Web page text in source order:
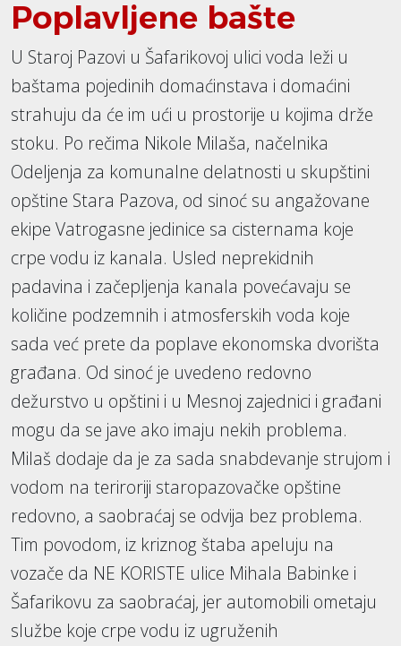
Poplavljene bašte
U Staroj Pazovi u Šafarikovoj ulici voda leži u
baštama pojedinih domaćinstava i domaćini
strahuju da će im ući u prostorije u kojima drže
stoku. Po rečima Nikole Milaša, načelnika
Odeljenja za komunalne delatnosti u skupštini
opštine Stara Pazova, od sinoć su angažovane
ekipe Vatrogasne jedinice sa cisternama koje
crpe vodu iz kanala. Usled neprekidnih
padavina i začepljenja kanala povećavaju se
količine podzemnih i atmosferskih voda koje
sada već prete da poplave ekonomska dvorišta
građana. Od sinoć je uvedeno redovno
dežurstvo u opštini i u Mesnoj zajednici i građani
mogu da se jave ako imaju nekih problema.
Milaš dodaje da je za sada snabdevanje strujom i
vodom na teriroriji staropazovačke opštine
redovno, a saobraćaj se odvija bez problema.
Tim povodom, iz kriznog štaba apeluju na
vozače da NE KORISTE ulice Mihala Babinke i
Šafarikovu za saobraćaj, jer automobili ometaju
službe koje crpe vodu iz ugruženih